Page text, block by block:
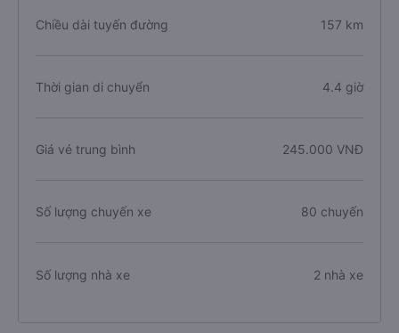
Chiều dài tuyến đường 157 km
Thời gian di chuyển 4.4 giờ
Giá vé trung bình 245.000 VNĐ
Số lượng chuyến xe 80 chuyến
Số lượng nhà xe 2 nhà xe